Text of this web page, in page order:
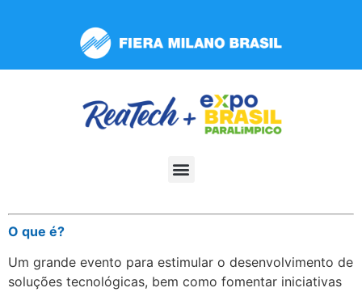
inclui
O que é?
Um grande evento para estimular o desenvolvimento de
soluções tecnológicas, bem como fomentar iniciativas